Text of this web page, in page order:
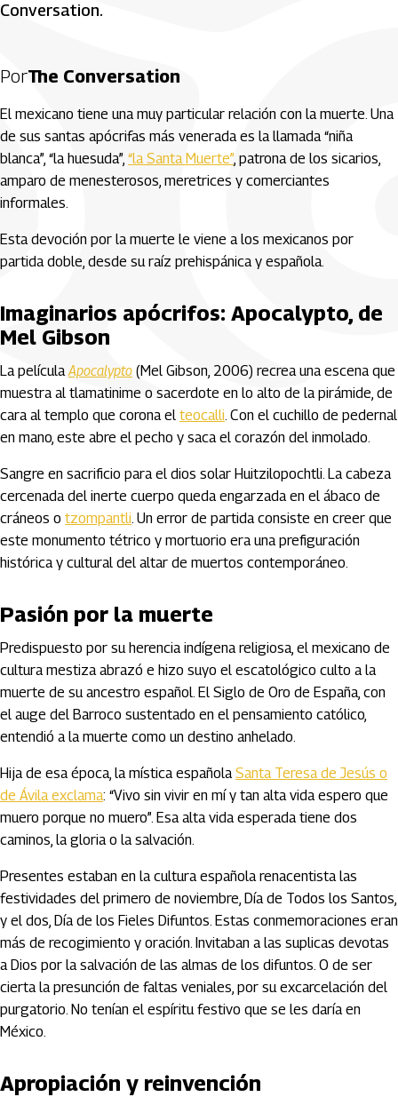
Conversation.
PorThe Conversation
El mexicano tiene una muy particular relación con la muerte. Una
de sus santas apócrifas más venerada es la llamada “niña
blanca”, “la huesuda”, “la Santa Muerte”, patrona de los sicarios,
amparo de menesterosos, meretrices y comerciantes
informales.
Esta devoción por la muerte le viene a los mexicanos por
partida doble, desde su raíz prehispánica y española.
Imaginarios apócrifos: Apocalypto, de
Mel Gibson
La películaApocalypto (Mel Gibson, 2006) recrea una escena que
muestra al tlamatinime o sacerdote en lo alto de la pirámide, de
cara al templo que corona el teocalli. Con el cuchillo de pedernal
en mano, este abre el pecho y saca el corazón del inmolado.
Sangre en sacrificio para el dios solar Huitzilopochtli. La cabeza
cercenada del inerte cuerpo queda engarzada en el ábaco de
cráneos o tzompantli. Un error de partida consiste en creer que
este monumento tétrico y mortuorio era una prefiguración
histórica y cultural del altar de muertos contemporáneo.
Pasión por la muerte
Predispuesto por su herencia indígena religiosa, el mexicano de
cultura mestiza abrazó e hizo suyo el escatológico culto a la
muerte de su ancestro español. El Siglo de Oro de España, con
el auge del Barroco sustentado en el pensamiento católico,
entendió a la muerte como un destino anhelado.
Hija de esa época, la mística españolaSanta Teresa de Jesús o
de Ávila exclama: “Vivo sin vivir en mí y tan alta vida espero que
muero porque no muero”. Esa alta vida esperada tiene dos
caminos, la gloria o la salvación.
Presentes estaban en la cultura española renacentista las
festividades del primero de noviembre, Día de Todos los Santos,
y el dos, Día de los Fieles Difuntos. Estas conmemoraciones eran
más de recogimiento y oración. Invitaban a las suplicas devotas
a Dios por la salvación de las almas de los difuntos. O de ser
cierta la presunción de faltas veniales, por su excarcelación del
purgatorio. No tenían el espíritu festivo que se les daría en
México.
Apropiación y reinvención